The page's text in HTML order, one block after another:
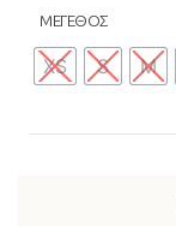
ΜΕΓΕΘΟΣ
XS S M